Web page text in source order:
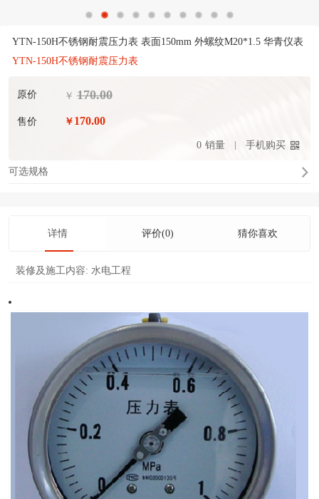
YTN-150H不锈钢耐震压力表 表面150mm 外螺纹M20*1.5 华青仪表
YTN-150H不锈钢耐震压力表
原价 ￥ 170.00
售价 ￥ 170.00
0 销量 手机购买
可选规格
详情 评价(0) 猜你喜欢
装修及施工内容: 水电工程